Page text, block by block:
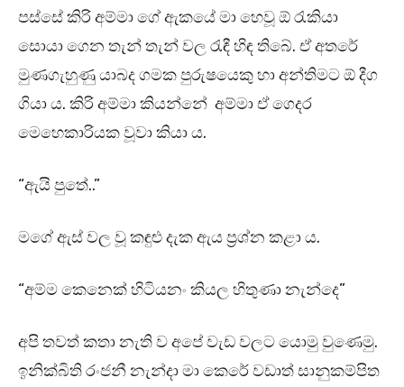
පස්සේ කිරි අම්මා ගේ ඇකයේ මා හෙවූ ඕ රැකියා
සොයා ගෙන තැන් තැන් වල රැඳී හිඳ තිබේ. ඒ අතරේ
මුණගැහුණු යාබද ගමක පුරුෂයෙකු හා අන්තිමට ඕ දීග
ගියා ය. කිරි අම්මා කියන්නේ අම්මා ඒ ගෙදර
මෙහෙකාරියක වූවා කියා ය.
“ඇයි පුතේ..”
මගේ ඇස් වල වූ කඳුළු දැක ඇය ප්‍රශ්න කළා ය.
“අම්ම කෙනෙක් හිටියනං කියල හිතුණා නැන්දෙ”
අපි තවත් කතා නැති ව අපේ වැඩ වලට යොමු වුණෙමු.
ඉනික්බිති රංජනී නැන්දා මා කෙරේ වඩාත් සානුකම්පිත